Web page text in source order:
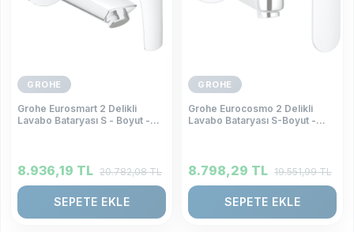
GROHE
Grohe Eurosmart 2 Delikli
Lavabo Bataryası S - Boyut -
8.936,19 TL 20.782,08TL
SEPETE EKLE
GROHE
Grohe Eurocosmo 2 Delikli
Lavabo Bataryası S-Boyut -
8.798,29 TL 19.551,99TL
SEPETE EKLE